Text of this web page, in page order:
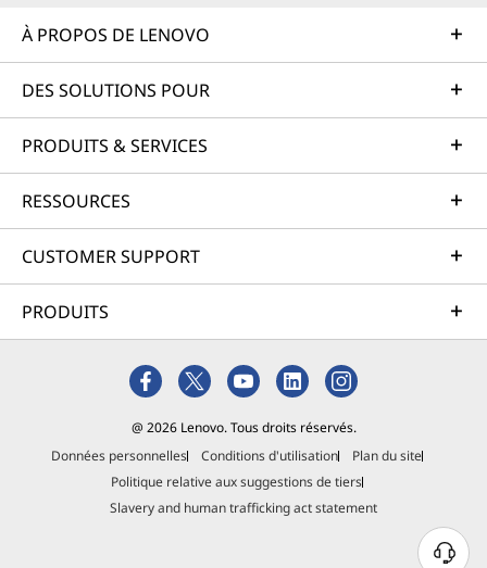
À PROPOS DE LENOVO
DES SOLUTIONS POUR
PRODUITS & SERVICES
RESSOURCES
CUSTOMER SUPPORT
PRODUITS
@ 2026 Lenovo. Tous droits réservés.
Données personnelles
Conditions d'utilisation
Plan du site
Politique relative aux suggestions de tiers
Slavery and human trafficking act statement